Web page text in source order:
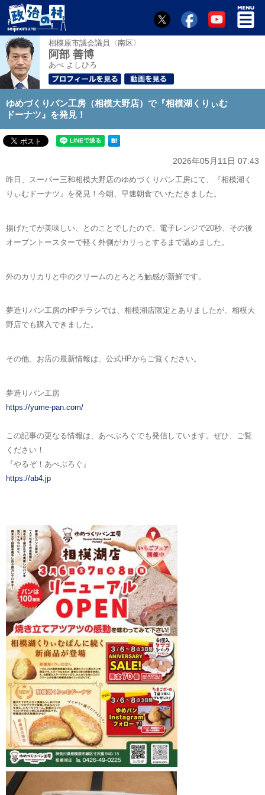
相模原市議会議員〈南区〉
阿部 善博
あべ よしひろ
ゆめづくりパン工房（相模大野店）で『相模湖くりぃむ
ドーナツ』を発見！
2026年05月11日 07:43
昨日、スーパー三和相模大野店のゆめづくりパン工房にて、『相模湖く
りぃむドーナツ』を発見！今朝、早速朝食でいただきました。
揚げたてが美味しい、とのことでしたので、電子レンジで20秒、その後
オーブントースターで軽く外側がカリっとするまで温めました。
外のカリカリと中のクリームのとろとろ触感が新鮮です。
夢造りパン工房のHPチラシでは、相模湖店限定とありましたが、相模大
野店でも購入できました。
その他、お店の最新情報は、公式HPからご覧ください。
夢造りパン工房
https://yume-pan.com/
この記事の更なる情報は、あべぶろぐでも発信しています。ぜひ、ご覧
ください！
『やるぞ！あべぶろぐ』
https://ab4.jp